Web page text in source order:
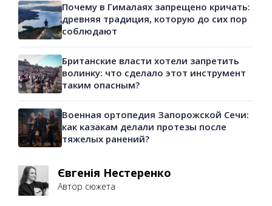
Почему в Гималаях запрещено кричать:
древняя традиция, которую до сих пор
соблюдают
Британские власти хотели запретить
волинку: что сделало этот инструмент
таким опасным?
Военная ортопедия Запорожской Сечи:
как казакам делали протезы после
тяжелых ранений?
Євгенія Нестеренко
Автор сюжета